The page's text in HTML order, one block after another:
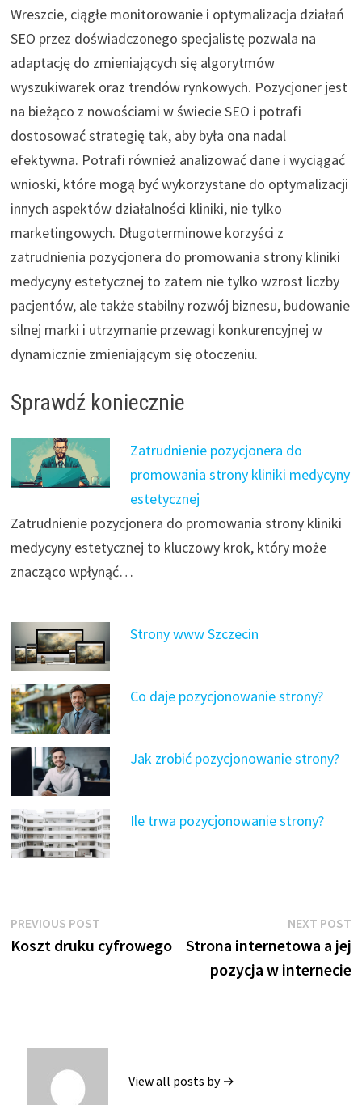
Wreszcie, ciągłe monitorowanie i optymalizacja działań
SEO przez doświadczonego specjalistę pozwala na
adaptację do zmieniających się algorytmów
wyszukiwarek oraz trendów rynkowych. Pozycjoner jest
na bieżąco z nowościami w świecie SEO i potrafi
dostosować strategię tak, aby była ona nadal
efektywna. Potrafi również analizować dane i wyciągać
wnioski, które mogą być wykorzystane do optymalizacji
innych aspektów działalności kliniki, nie tylko
marketingowych. Długoterminowe korzyści z
zatrudnienia pozycjonera do promowania strony kliniki
medycyny estetycznej to zatem nie tylko wzrost liczby
pacjentów, ale także stabilny rozwój biznesu, budowanie
silnej marki i utrzymanie przewagi konkurencyjnej w
dynamicznie zmieniającym się otoczeniu.
Sprawdź koniecznie
Zatrudnienie pozycjonera do
promowania strony kliniki medycyny
estetycznej
Zatrudnienie pozycjonera do promowania strony kliniki
medycyny estetycznej to kluczowy krok, który może
znacząco wpłynąć…
Strony www Szczecin
Co daje pozycjonowanie strony?
Jak zrobić pozycjonowanie strony?
Ile trwa pozycjonowanie strony?
Nawigacja
wpisu
PREVIOUS POSTPrevious
post:
Koszt druku cyfrowego
NEXT POST
Strona internetowa a jej
pozycja w internecie
View all posts by →